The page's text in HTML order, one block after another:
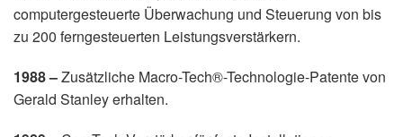
computergesteuerte Überwachung und Steuerung von bis
zu 200 ferngesteuerten Leistungsverstärkern.
1988 –Zusätzliche Macro-Tech®-Technologie-Patente von
Gerald Stanley erhalten.